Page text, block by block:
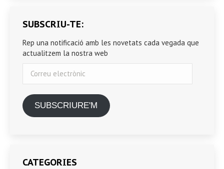
SUBSCRIU-TE:
Rep una notificació amb les novetats cada vegada que
actualitzem la nostra web
electrònic
SUBSCRIURE'M
CATEGORIES